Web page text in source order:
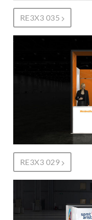
RE3X3 035
RE3X3 029